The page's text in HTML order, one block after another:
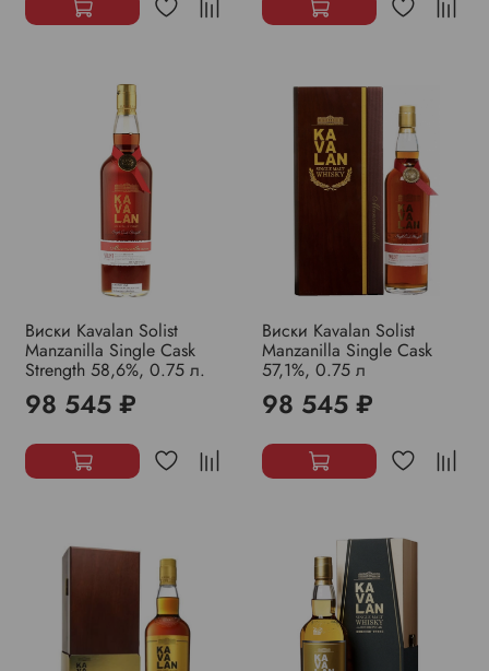
Виски Kavalan Solist
Manzanilla Single Cask
Strength 58,6%, 0.75 л.
98 545 ₽
Виски Kavalan Solist
Manzanilla Single Cask
57,1%, 0.75 л
98 545 ₽